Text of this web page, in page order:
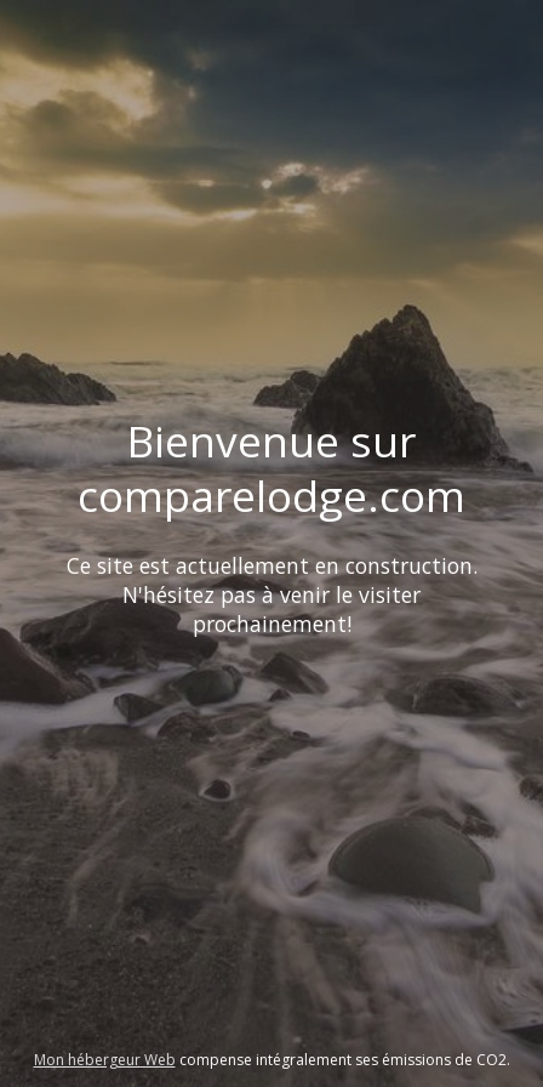
Bienvenue sur
comparelodge.com
Ce site est actuellement en construction.
N'hésitez pas à venir le visiter
prochainement!
Mon hébergeur Web compense intégralement ses émissions de CO2.